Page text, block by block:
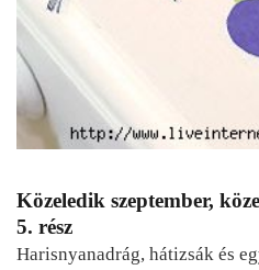
Közeledik szeptember,
5. rész
Harisnyanadrág, hátizsák és